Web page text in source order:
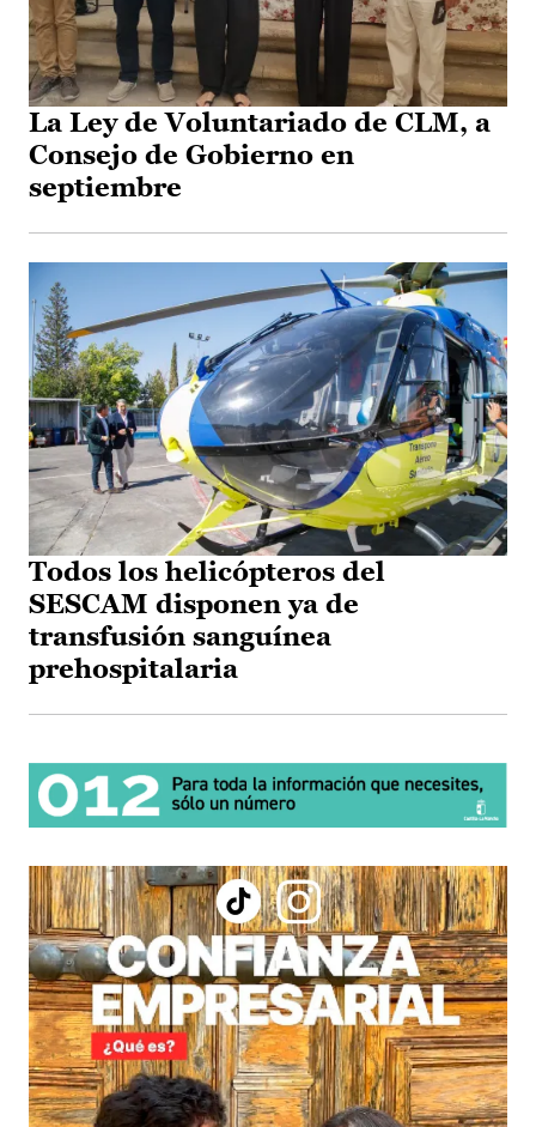
La Ley de Voluntariado de CLM, a
Consejo de Gobierno en
septiembre
Todos los helicópteros del
SESCAM disponen ya de
transfusión sanguínea
prehospitalaria